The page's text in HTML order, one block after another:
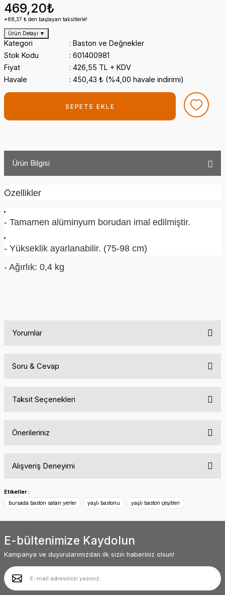
469,20₺
*88,37 ₺ den başlayan taksitlerle!
Ürün Detayı ▼
Kategori
Baston ve Değnekler
Stok Kodu
601400981
Fiyat
426,55 TL + KDV
Havale
450,43 ₺ (%4,00 havale indirimi)
SEPETE EKLE
Ürün Bilgisi
Özellikler
- Tamamen alüminyum borudan imal edilmiştir.
- Yükseklik ayarlanabilir. (75-98 cm)
- Ağırlık: 0,4 kg
Yorumlar
A A*** G***
Soru & Cevap
Taksit Seçenekleri
Önerileriniz
konularda yetersiz gördüğünüz noktaları öneri formunu kullanarak
Ürün resmi kalitesiz, bozuk veya görüntülenemiyor.
Ürün bilgilerinde hatalar bulunuyor.
Ürün fiyatı diğer sitelerden daha pahalı.
Bu ürüne benzer farklı alternatifler olmalı.
Alışveriş Deneyimi
ve menü yapısı oldukça kullanışlı. Diğer
ürünler de oldukça ilginç ve kendine
Deneyimini Paylaş
Etiketler :
bursada baston satan yerler
yaşlı bastonu yaşlı baston çeşitleri
E-bültenimize Kaydolun
Kampanya ve duyurularımızdan ilk sizin haberiniz olsun!